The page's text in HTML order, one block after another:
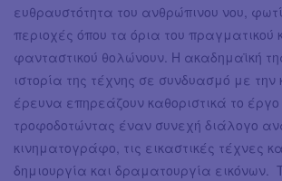
ευθραυστότητα του ανθρώπινου νου,
περιοχές όπου τα όρια του πραγματικού
φανταστικού θολώνουν. Η ακαδημαϊκή
ιστορία της τέχνης σε συνδυασμό με την
έρευνα επηρεάζουν καθοριστικά το έργο
τροφοδοτώντας έναν συνεχή διάλογο
κινηματογράφο, τις εικαστικές τέχνες
δημιουργία και δραματουργία εικόνων.